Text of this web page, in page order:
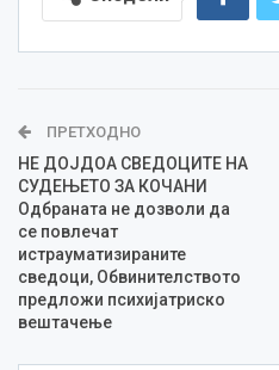
ПРЕТХОДНО
НЕ ДОЈДОА СВЕДОЦИТЕ НА
СУДЕЊЕТО ЗА КОЧАНИ
Одбраната не дозволи да
се повлечат
истрауматизираните
сведоци, Обвинителството
предложи психијатриско
вештачење